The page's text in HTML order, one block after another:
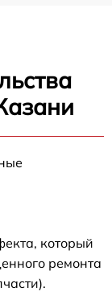
который
ремонта